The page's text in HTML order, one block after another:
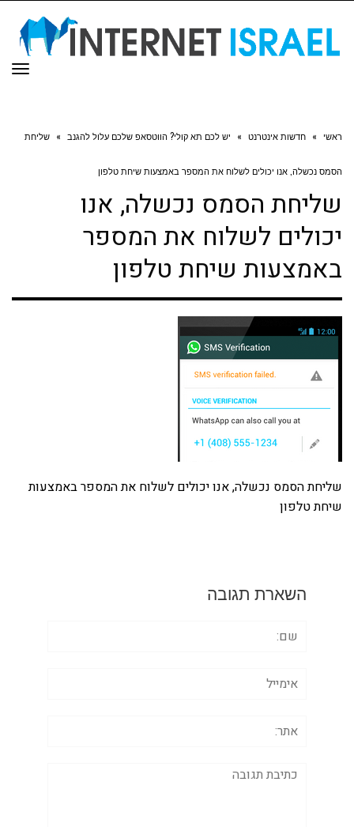
ראשי » חדשות אינטרנט » יש לכם תא קולי? הווטסאפ שלכם עלול להגנב » שליחת
הסמס נכשלה, אנו יכולים לשלוח את המספר באמצעות שיחת טלפון
שליחת הסמס נכשלה, אנו
יכולים לשלוח את המספר
באמצעות שיחת טלפון
שליחת הסמס נכשלה, אנו יכולים לשלוח את המספר באמצעות
שיחת טלפון
השארת תגובה
תגובה